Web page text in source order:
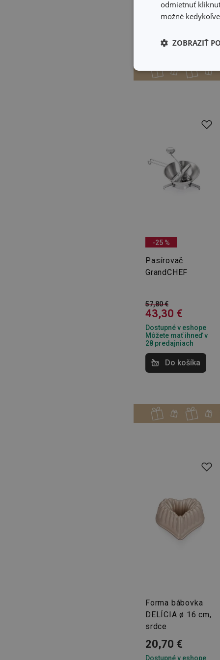
Do košíka
-25 %
Pasírovač
GrandCHEF
57,80 €
43,30 €
Dostupné v eshope
Môžete mať ihneď v
28 predajniach
Do košíka
Forma bábovka
DELÍCIA ø 16 cm,
srdce
20,70 €
Dostupné v eshope
odmietnuť
možné
ZOBRAZIŤ
Základné
cookies
Nevyhnutne
Webová lokalita sa
udid
pid
lastVisitedProducts
SERVERID
CCMSESSID
__cf_bm
/Doména